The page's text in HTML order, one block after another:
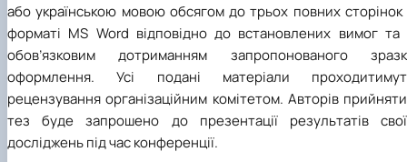
або українською мовою обсягом до трьох повних сторінок
форматі MS Word відповідно до встановлених вимог та
обов’язковим дотриманням запропонованого
оформлення. Усі подані матеріали
рецензування організаційним комітетом. Авторів
тез буде запрошено до презентації результатів
досліджень під час конференції.